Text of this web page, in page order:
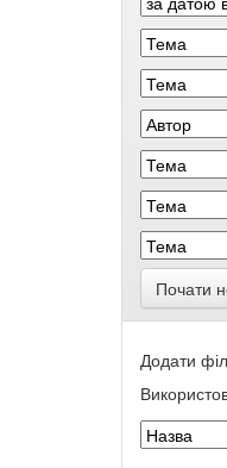
Почати
Додати